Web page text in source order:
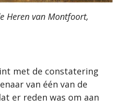
Heren van Montfoort,
met de constatering
van één van de
er reden was om aan